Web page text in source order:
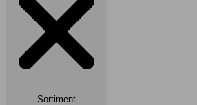
Sortiment